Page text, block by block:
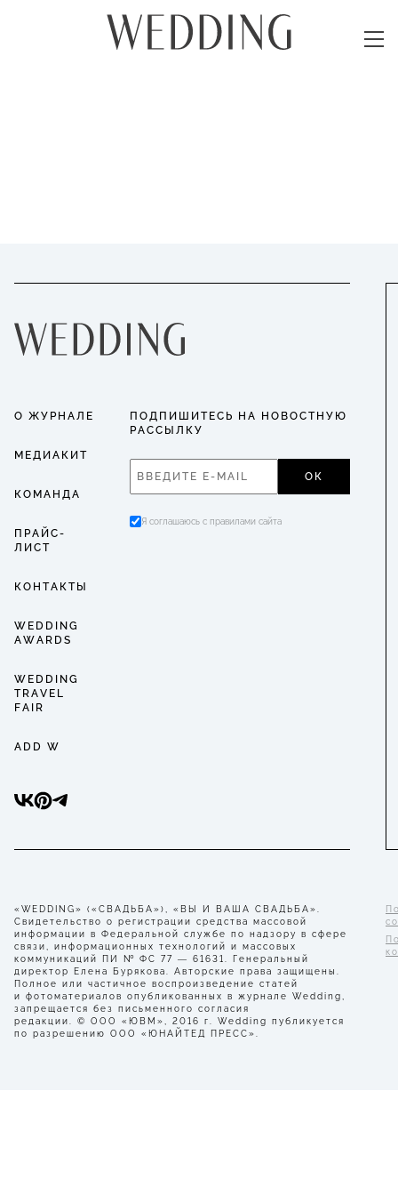
О ЖУРНАЛЕ
МЕДИАКИТ
КОМАНДА
ПРАЙС-
ЛИСТ
КОНТАКТЫ
WEDDING
AWARDS
WEDDING
TRAVEL
FAIR
ADD W
ПОДПИШИТЕСЬ НА НОВОСТНУЮ
РАССЫЛКУ
ОК
Я соглашаюсь с правилами сайта
«WEDDING» («СВАДЬБА»), «ВЫ И ВАША СВАДЬБА».
Свидетельство о регистрации средства массовой
информации в Федеральной службе по надзору в сфере
связи, информационных технологий и массовых
коммуникаций ПИ № ФС 77 — 61631. Генеральный
директор Елена Бурякова. Авторские права защищены.
Полное или частичное воспроизведение статей
и фотоматериалов опубликованных в журнале Wedding,
запрещается без письменного согласия
редакции. © ООО «ЮВМ», 2016 г. Wedding публикуется
по разрешению ООО «ЮНАЙТЕД ПРЕСС».